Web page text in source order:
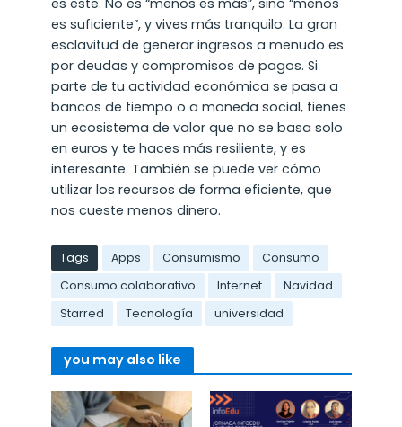
es suficiente”, y vives más tranquilo. La gran
esclavitud de generar ingresos a menudo es
por deudas y compromisos de pagos. Si
parte de tu actividad económica se pasa a
bancos de tiempo o a moneda social, tienes
un ecosistema de valor que no se basa solo
en euros y te haces más resiliente, y es
interesante. También se puede ver cómo
utilizar los recursos de forma eficiente, que
nos cueste menos dinero.
Tags Apps Consumismo
Consumo
Consumo colaborativo
Internet
Navidad
Starred
Tecnología universidad
you may also like